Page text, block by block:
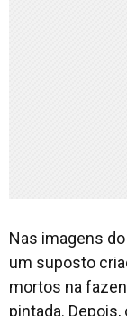
Nas imagens
um suposto
mortos na
pintada.